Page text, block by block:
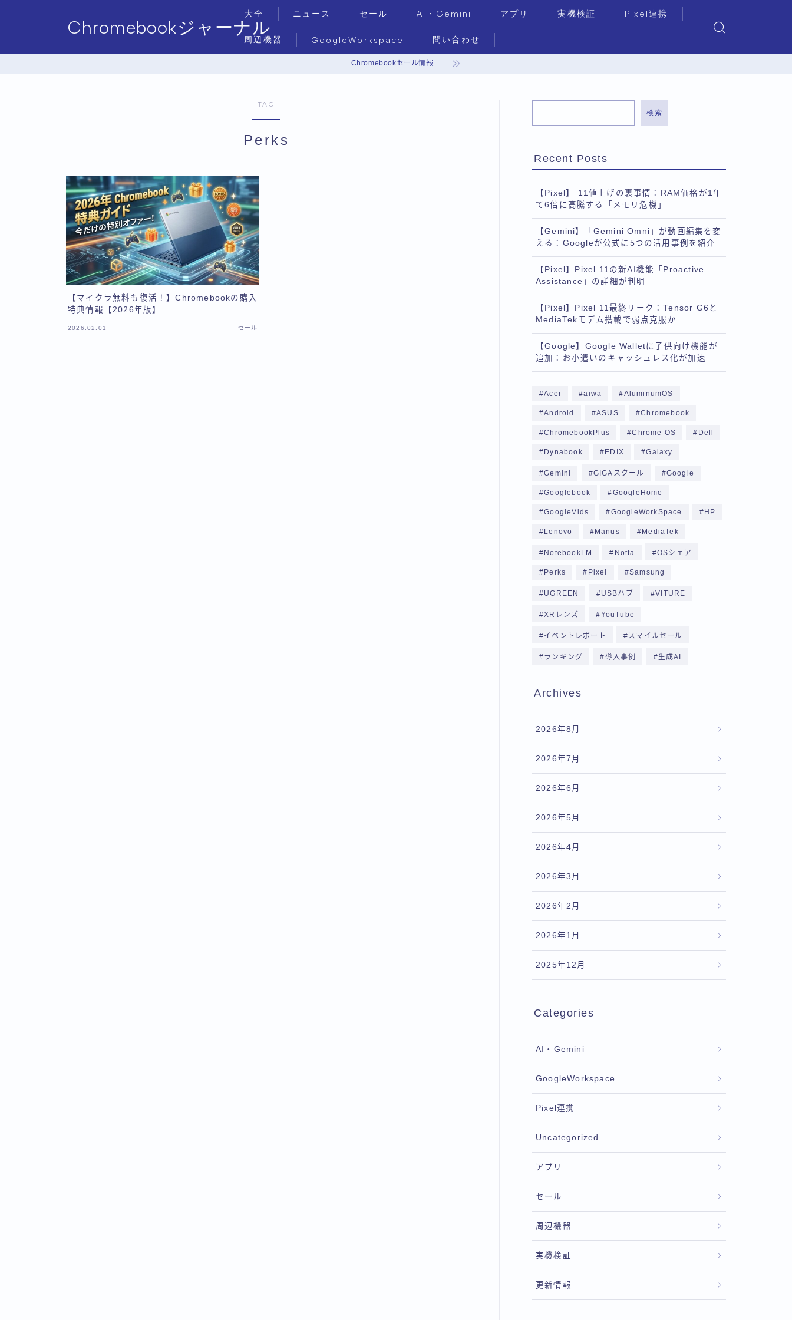
Chromebookジャーナル
大全 ニュース セール AI・Gemini アプリ 実機検証 Pixel連携
周辺機器 GoogleWorkspace 問い合わせ
Chromebookセール情報
TAG
Perks
【マイクラ無料も復活！】Chromebookの購入
特典情報【2026年版】
2026.02.01 セール
検索
Recent Posts
【Pixel】 11値上げの裏事情：RAM価格が1年
て6倍に高騰する「メモリ危機」
【Gemini】「Gemini Omni」が動画編集を変
える：Googleが公式に5つの活用事例を紹介
【Pixel】Pixel 11の新AI機能「Proactive
Assistance」の詳細が判明
【Pixel】Pixel 11最終リーク：Tensor G6と
MediaTekモデム搭載で弱点克服か
【Google】Google Walletに子供向け機能が
追加：お小遣いのキャッシュレス化が加速
Acer aiwa AluminumOS
Android ASUS Chromebook
ChromebookPlus Chrome OS Dell
Dynabook EDIX Galaxy
Gemini GIGAスクール Google
Googlebook GoogleHome
GoogleVids GoogleWorkSpace HP
Lenovo Manus MediaTek
NotebookLM Notta OSシェア
Perks Pixel Samsung
UGREEN USBハブ VITURE
XRレンズ YouTube
イベントレポート スマイルセール
ランキング 導入事例 生成AI
Archives
2026年8月
2026年7月
2026年6月
2026年5月
2026年4月
2026年3月
2026年2月
2026年1月
2025年12月
Categories
AI・Gemini
GoogleWorkspace
Pixel連携
Uncategorized
アプリ
セール
周辺機器
実機検証
更新情報